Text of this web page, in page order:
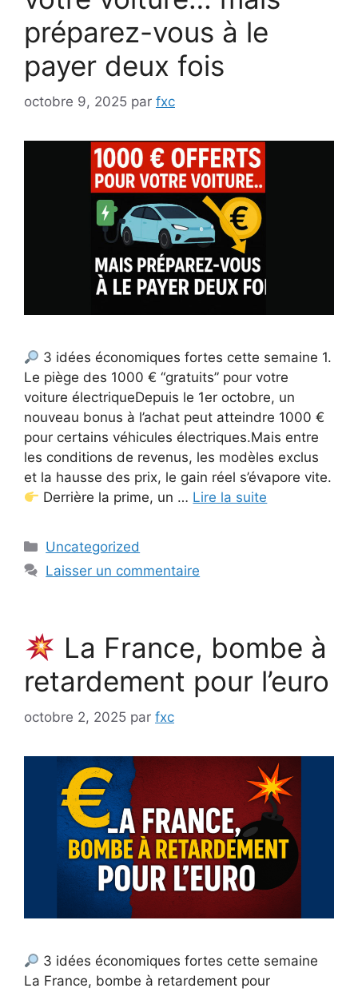
préparez-vous à le
payer deux fois
octobre 9, 2025 par fxc
3 idées économiques fortes cette semaine 1.
Le piège des 1000 € “gratuits” pour votre
voiture électriqueDepuis le 1er octobre, un
nouveau bonus à l’achat peut atteindre 1000 €
pour certains véhicules électriques.Mais entre
les conditions de revenus, les modèles exclus
et la hausse des prix, le gain réel s’évapore vite.
Derrière la prime, un … Lire la suite
Catégories
Uncategorized
Laisser un commentaire
La France, bombe à
retardement pour l’euro
octobre 2, 2025 par fxc
3 idées économiques fortes cette semaine
La France, bombe à retardement pour